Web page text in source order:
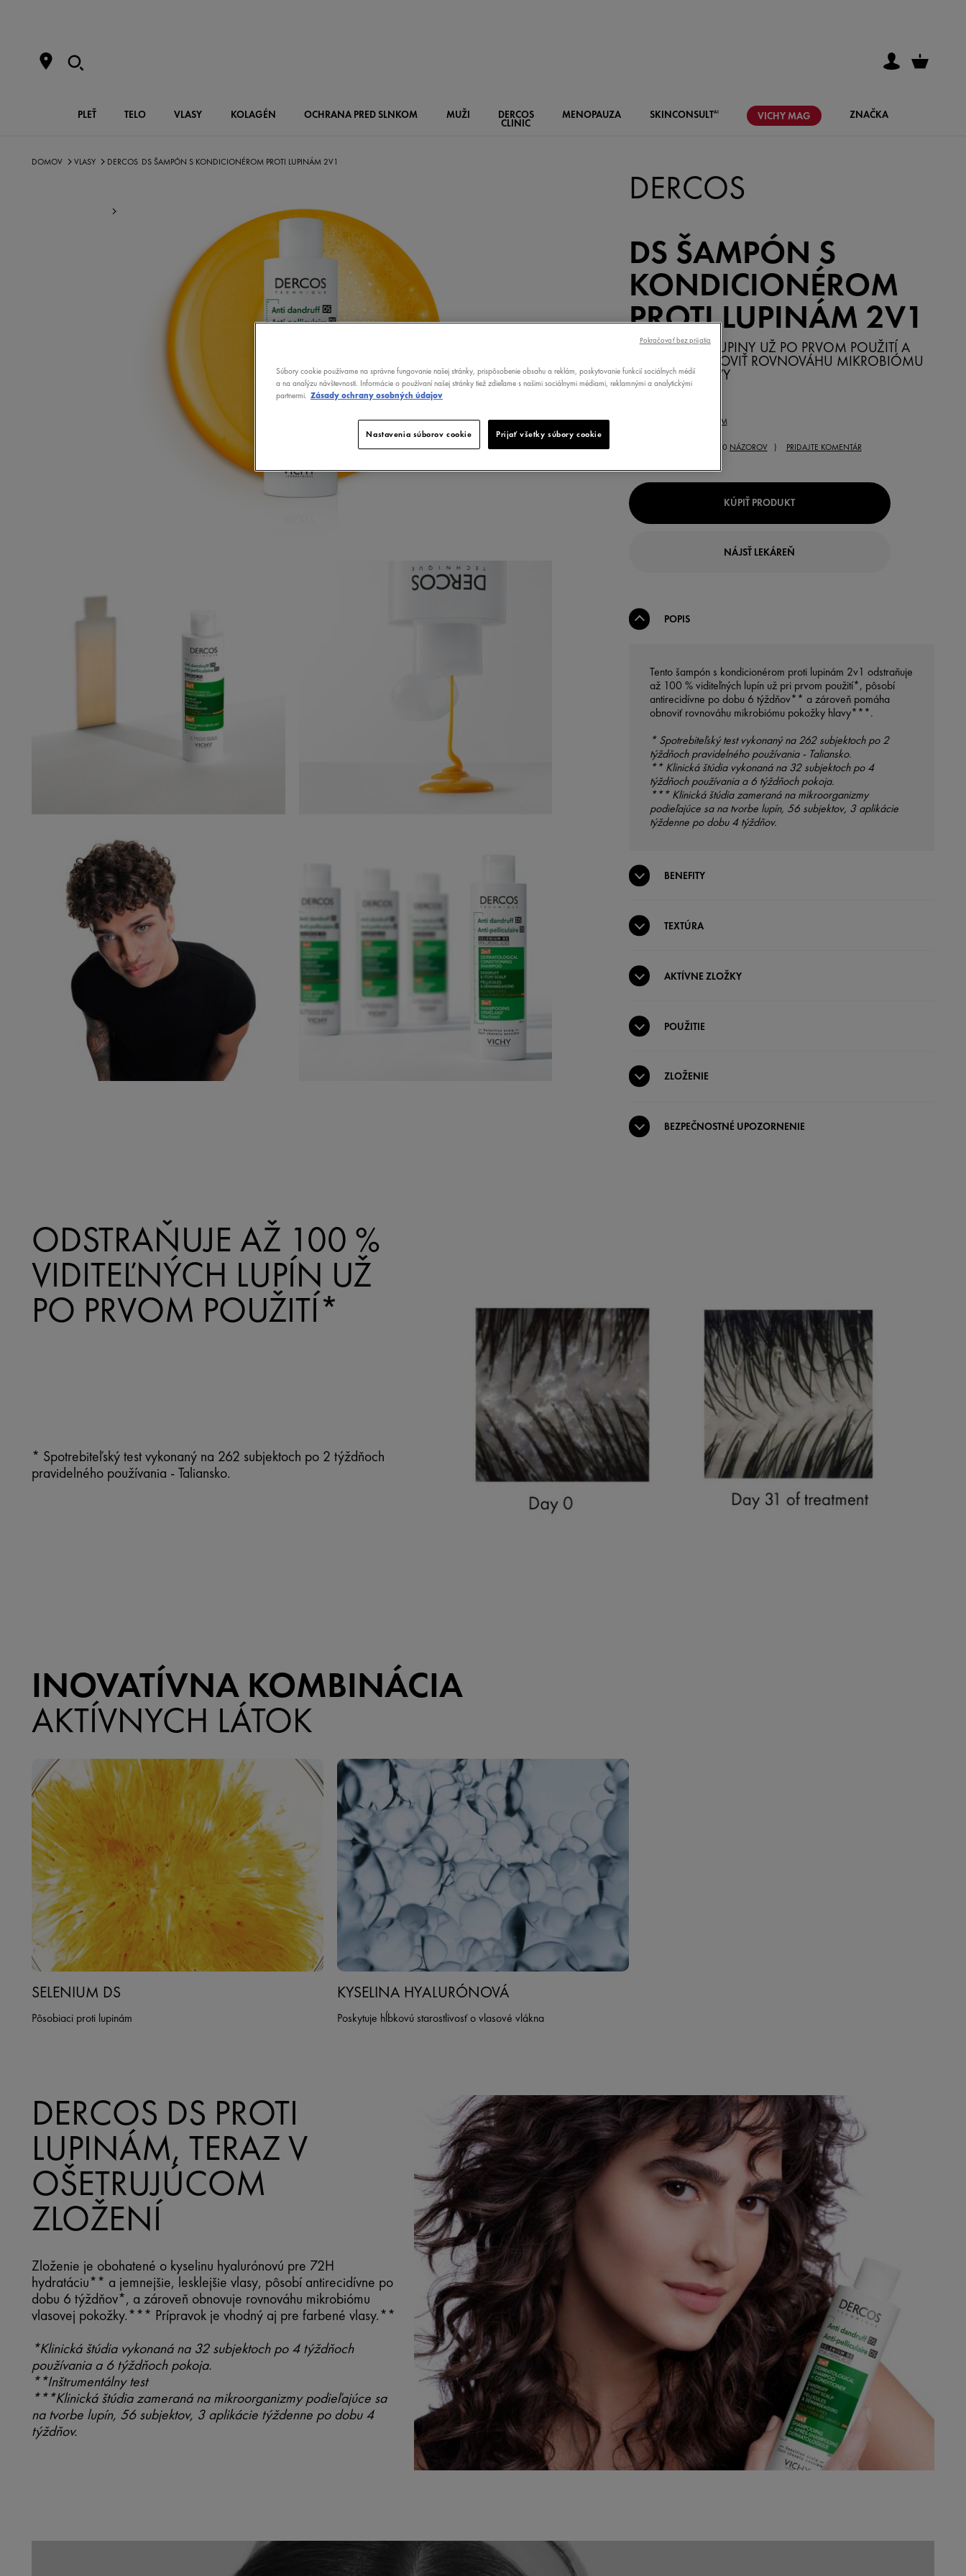
PLEŤ TELO VLASY KOLAGÉN OCHRANA PRED SLNKOM MUŽI DERCOS
CLINIC
MENOPAUZA SKINCONSULTAI VICHYMAG ZNAČKA
DOMOV VLASY DERCOS DS ŠAMPÓN S KONDICIONÉROM PROTI LUPINÁM 2V1
DERCOS
DS ŠAMPÓN S
KONDICIONÉROM
PROTI LUPINÁM 2V1
ODSTRAŇUJE LUPINY UŽ PO PRVOM POUŽITÍ A
POMÁHA OBNOVIŤ ROVNOVÁHU MIKROBIÓMU
POKOŽKY HLAVY
PROTI LUPINÁM
( 10 NÁZOROV) PRIDAJTE KOMENTÁR
KÚPIŤ PRODUKT
NÁJSŤ LEKÁREŇ
POPIS
Tento šampón s kondicionérom proti lupinám 2v1 odstraňuje
až 100 % viditeľných lupín už pri prvom použití*, pôsobí
antirecidívne po dobu 6 týždňov** a zároveň pomáha
obnoviť rovnováhu mikrobiómu pokožky hlavy***.
* Spotrebiteľský test vykonaný na 262 subjektoch po 2
týždňoch pravidelného používania - Taliansko.
** Klinická štúdia vykonaná na 32 subjektoch po 4
týždňoch používania a 6 týždňoch pokoja.
*** Klinická štúdia zameraná na mikroorganizmy
podieľajúce sa na tvorbe lupín, 56 subjektov, 3 aplikácie
týždenne po dobu 4 týždňov.
BENEFITY
TEXTÚRA
AKTÍVNE ZLOŽKY
POUŽITIE
ZLOŽENIE
BEZPEČNOSTNÉ UPOZORNENIE
ODSTRAŇUJE AŽ 100 %
VIDITEĽNÝCH LUPÍN UŽ
PO PRVOM POUŽITÍ*
* Spotrebiteľský test vykonaný na 262 subjektoch po 2 týždňoch
pravidelného používania - Taliansko.
INOVATÍVNA KOMBINÁCIA
AKTÍVNYCH LÁTOK
SELENIUM DS
Pôsobiaci proti lupinám
KYSELINA HYALURÓNOVÁ
Poskytuje hĺbkovú starostlivosť o vlasové vlákna
DERCOS DS PROTI
LUPINÁM, TERAZ V
OŠETRUJÚCOM
ZLOŽENÍ
Zloženie je obohatené o kyselinu hyalurónovú pre 72H
hydratáciu** a jemnejšie, lesklejšie vlasy, pôsobí antirecidívne po
dobu 6 týždňov*, a zároveň obnovuje rovnováhu mikrobiómu
vlasovej pokožky.*** Prípravok je vhodný aj pre farbené vlasy.**
*Klinická štúdia vykonaná na 32 subjektoch po 4 týždňoch
používania a 6 týždňoch pokoja.
**Inštrumentálny test
***Klinická štúdia zameraná na mikroorganizmy podieľajúce sa
na tvorbe lupín, 56 subjektov, 3 aplikácie týždenne po dobu 4
týždňov.
Súbory cookie používame na správne fungovanie našej stránky, prispôsobenie obsahu a reklám, poskytovanie funkcií sociálnych médií
a na analýzu návštevnosti. Informácie o používaní našej stránky tiež zdieľame s našimi sociálnymi médiami, reklamnými a analytickými
partnermi. Zásady ochrany osobných údajov
Nastavenia súborov cookie Prijať všetky súbory cookie
Pokračovať bez prijatia